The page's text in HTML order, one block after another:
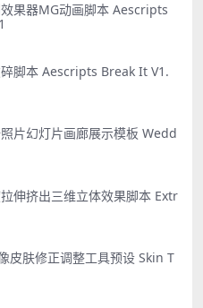
果器MG动画脚本 Aescripts
脚本 Aescripts Break It V1.
片幻灯片画廊展示模板 Wedd
伸挤出三维立体效果脚本 Extr
皮肤修正调整工具预设 Skin T